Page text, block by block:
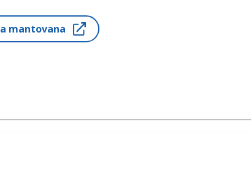
Press, 1999 (Libri Scheiwiller, 2009)
mantovana